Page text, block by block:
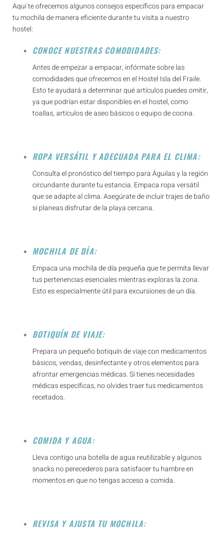
Aquí te ofrecemos algunos consejos específicos para empacar
tu mochila de manera eficiente durante tu visita a nuestro
hostel:
CONOCE NUESTRAS COMODIDADES:
Antes de empezar a empacar, infórmate sobre las
comodidades que ofrecemos en el Hostel Isla del Fraile.
Esto te ayudará a determinar qué artículos puedes omitir,
ya que podrían estar disponibles en el hostel, como
toallas, artículos de aseo básicos o equipo de cocina.
ROPA VERSÁTIL Y ADECUADA PARA EL CLIMA:
Consulta el pronóstico del tiempo para Águilas y la región
circundante durante tu estancia. Empaca ropa versátil
que se adapte al clima. Asegúrate de incluir trajes de baño
si planeas disfrutar de la playa cercana.
MOCHILA DE DÍA:
Empaca una mochila de día pequeña que te permita llevar
tus pertenencias esenciales mientras exploras la zona.
Esto es especialmente útil para excursiones de un día.
BOTIQUÍN DE VIAJE:
Prepara un pequeño botiquín de viaje con medicamentos
básicos, vendas, desinfectante y otros elementos para
afrontar emergencias médicas. Si tienes necesidades
médicas específicas, no olvides traer tus medicamentos
recetados.
COMIDA Y AGUA:
Lleva contigo una botella de agua reutilizable y algunos
snacks no perecederos para satisfacer tu hambre en
momentos en que no tengas acceso a comida.
REVISA Y AJUSTA TU MOCHILA: